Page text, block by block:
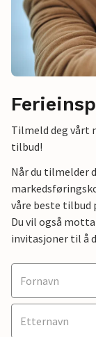
Tilmeld deg vårt
tilbud!
Når du tilmelder
våre beste tilbud
Du vil også
invitasjoner til å